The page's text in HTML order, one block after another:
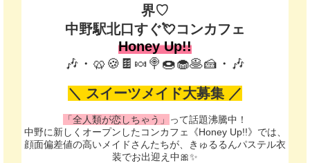
界♡
中野駅北口すぐ💘コンカフェ
Honey Up!!
🎶・🥨🍪🍫🍬🍭🍩🧁🥞🍰・🎶
＼ スイーツメイド大募集 ／
「全人類が恋しちゃう」
って話題沸騰中！
中野に新しくオープンしたコンカフェ《Honey Up!!》では、
顔面偏差値の高いメイドさんたちが、きゅるるんパステル衣
装でお出迎え中🎀✨